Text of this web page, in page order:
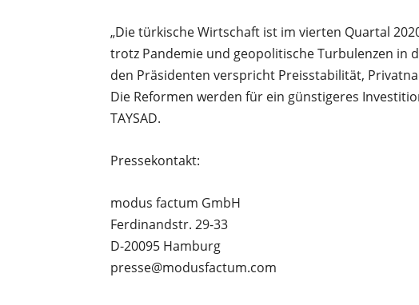
„Die türkische Wirtschaft ist im vierten Quartal
trotz Pandemie und geopolitische Turbulenzen in
den Präsidenten verspricht Preisstabilität,
Die Reformen werden für ein günstigeres
TAYSAD.
Pressekontakt:
modus factum GmbH
Ferdinandstr. 29-33
D-20095 Hamburg
presse@modusfactum.com